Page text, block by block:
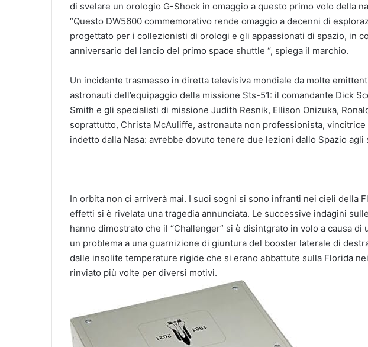
di svelare un orologio G-Shock in omaggio a questo primo volo della
“Questo DW5600 commemorativo rende omaggio a decenni di
progettato per i collezionisti di orologi e gli appassionati di spazio, in
anniversario del lancio del primo space shuttle “, spiega il marchio.
Un incidente trasmesso in diretta televisiva mondiale da molte
astronauti dell’equipaggio della missione Sts-51: il comandante Dick
Smith e gli specialisti di missione Judith Resnik, Ellison Onizuka,
soprattutto, Christa McAuliffe, astronauta non professionista,
indetto dalla Nasa: avrebbe dovuto tenere due lezioni dallo Spazio agli
In orbita non ci arriverà mai. I suoi sogni si sono infranti nei cieli della
effetti si è rivelata una tragedia annunciata. Le successive indagini
hanno dimostrato che il “Challenger” si è disintgrato in volo a causa
un problema a una guarnizione di giuntura del booster laterale di
dalle insolite temperature rigide che si erano abbattute sulla Florida
rinviato più volte per diversi motivi.